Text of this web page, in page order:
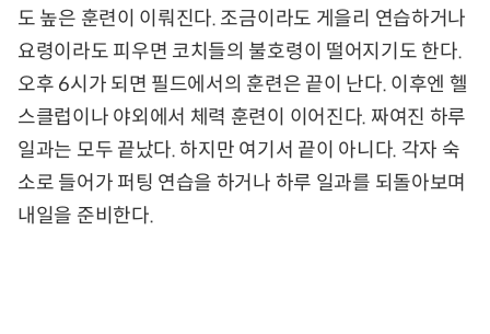
도 높은 훈련이 이뤄진다. 조금이라도 게을리 연습하거나
요령이라도 피우면 코치들의 불호령이 떨어지기도 한다.
오후 6시가 되면 필드에서의 훈련은 끝이 난다. 이후엔 헬
스클럽이나 야외에서 체력 훈련이 이어진다. 짜여진 하루
일과는 모두 끝났다. 하지만 여기서 끝이 아니다. 각자 숙
소로 들어가 퍼팅 연습을 하거나 하루 일과를 되돌아보며
내일을 준비한다.